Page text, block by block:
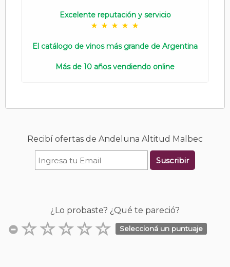
Excelente reputación y servicio
El catálogo de vinos más grande de Argentina
Más de 10 años vendiendo online
Recibí ofertas de Andeluna Altitud Malbec
Suscribir
¿Lo probaste? ¿Qué te pareció?
Seleccioná un puntuaje